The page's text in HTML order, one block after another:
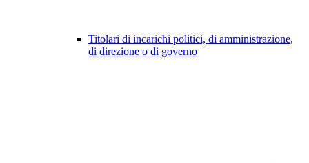
Titolari di incarichi politici, di amministrazione,
di direzione o di governo